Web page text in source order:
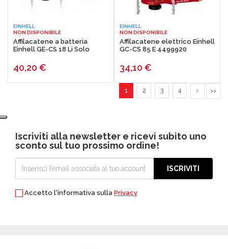
EINHELL
NON DISPONIBILE
Affilacatene a batteria
Einhell GE-CS 18 Li Solo
40,20 €
EINHELL
NON DISPONIBILE
Affilacatene elettrico Einhell
GC-CS 85 E 4499920
34,10 €
1 2 3 4 >>
Iscriviti alla newsletter e ricevi subito uno
sconto sul tuo prossimo ordine!
ISCRIVITI
Accetto l'informativa sulla Privacy